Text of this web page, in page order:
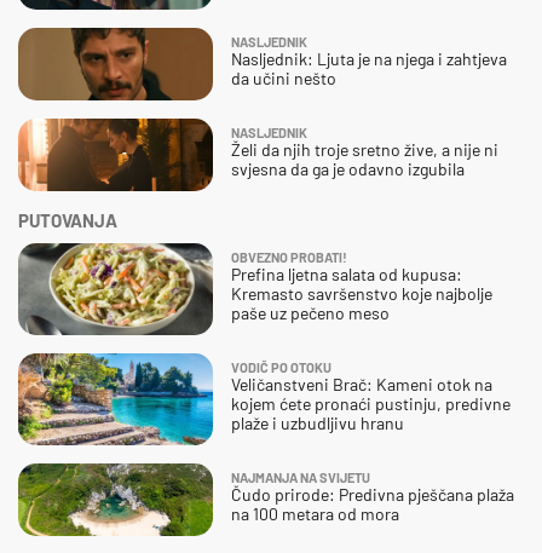
NASLJEDNIK
Nasljednik: Ljuta je na njega i zahtjeva
da učini nešto
NASLJEDNIK
Želi da njih troje sretno žive, a nije ni
svjesna da ga je odavno izgubila
PUTOVANJA
OBVEZNO PROBATI!
Prefina ljetna salata od kupusa:
Kremasto savršenstvo koje najbolje
paše uz pečeno meso
VODIČ PO OTOKU
Veličanstveni Brač: Kameni otok na
kojem ćete pronaći pustinju, predivne
plaže i uzbudljivu hranu
NAJMANJA NA SVIJETU
Čudo prirode: Predivna pješčana plaža
na 100 metara od mora